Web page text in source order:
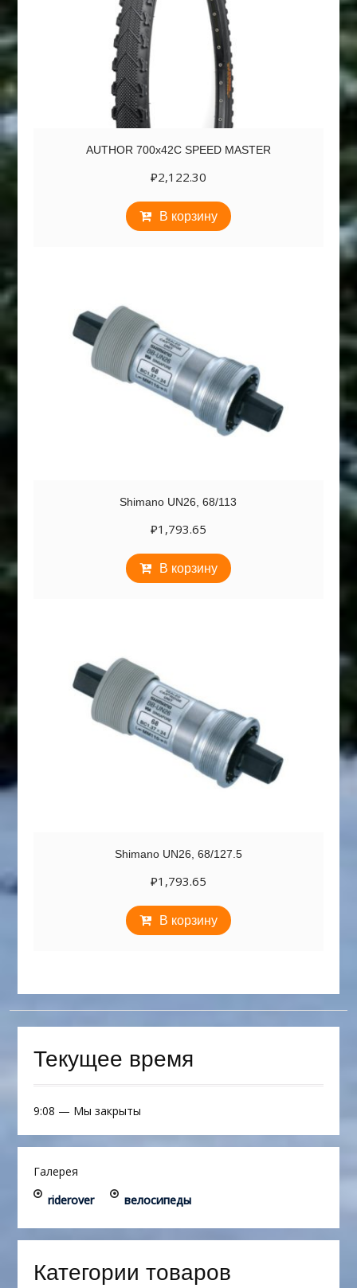
AUTHOR 700х42C SPEED MASTER
₽2,122.30
В корзину
Shimano UN26, 68/113
₽1,793.65
В корзину
Shimano UN26, 68/127.5
₽1,793.65
В корзину
Текущее время
9:08 — Мы закрыты
Галерея
riderover
велосипеды
Категории товаров